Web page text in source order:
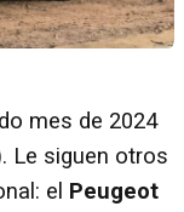
mes de 2024
Le siguen otros
el Peugeot